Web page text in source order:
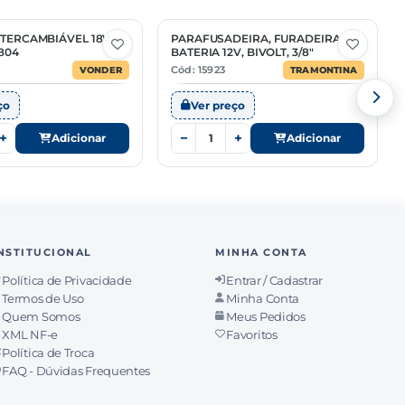
18V
VONDER
+ Adicionar
PARAFUSADEIRA, FURADEIRA
BATERIA 12V, BIVOLT, 3/8"
Cód: 15923 TRAMONTINA
Ver preço
− + Adicionar
Política de Privacidade
Termos de Uso
Quem Somos
XML NF-e
Política de Troca
FAQ - Dúvidas Frequentes
MINHA CONTA
Entrar / Cadastrar
Minha Conta
Meus Pedidos
Favoritos